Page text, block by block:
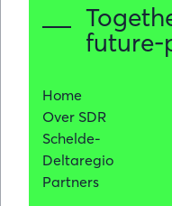
future-
Home
Over SDR
Schelde-
Deltaregio
Partners